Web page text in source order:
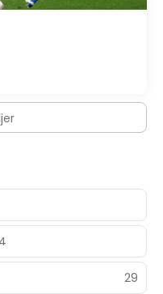
29